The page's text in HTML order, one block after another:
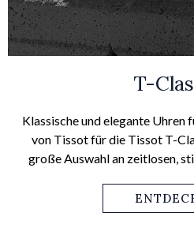
T-
Klassische und elegante Uhren
von Tissot für die Tissot T-
große Auswahl an zeitlosen,
und für Ihn werden immer
überzeugen – mit